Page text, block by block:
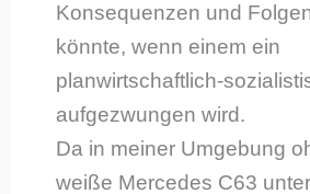
Konsequenzen und
könnte, wenn einem ein
planwirtschaftlich-
aufgezwungen wird.
Da in meiner Umgebung
weiße Mercedes C63